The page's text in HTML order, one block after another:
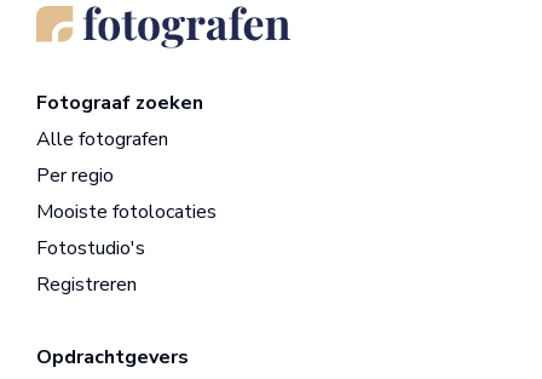
Fotograaf zoeken
Alle fotografen
Per regio
Mooiste fotolocaties
Fotostudio's
Registreren
Opdrachtgevers